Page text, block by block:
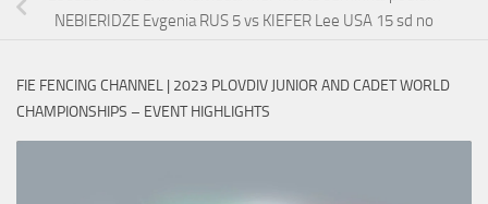
NEBIERIDZE Evgenia RUS 5 vs KIEFER Lee USA 15 sd no
FIE FENCING CHANNEL | 2023 PLOVDIV JUNIOR AND CADET WORLD
CHAMPIONSHIPS – EVENT HIGHLIGHTS